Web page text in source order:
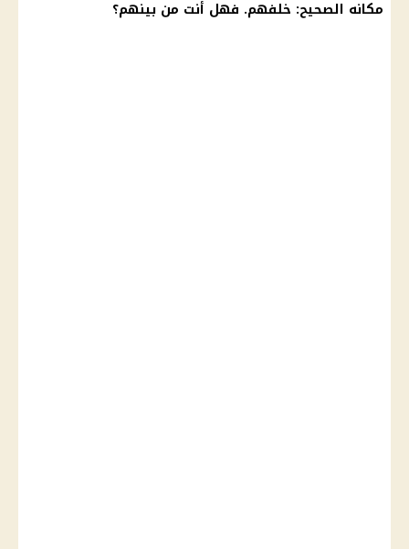
مكانه الصحيح: خلفهم. فهل أنت من بينهم؟